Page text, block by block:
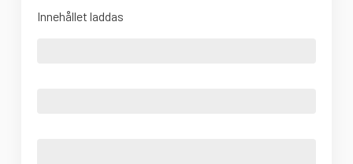
Innehållet laddas